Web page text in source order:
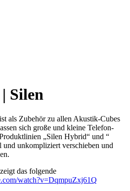
Silen
als Zubehör zu allen Akustik-Cubes
sich große und kleine Telefon-
„Silen Hybrid“ und “
und unkompliziert verschieben und
das folgende
watch?v=DqmpuZxj61Q